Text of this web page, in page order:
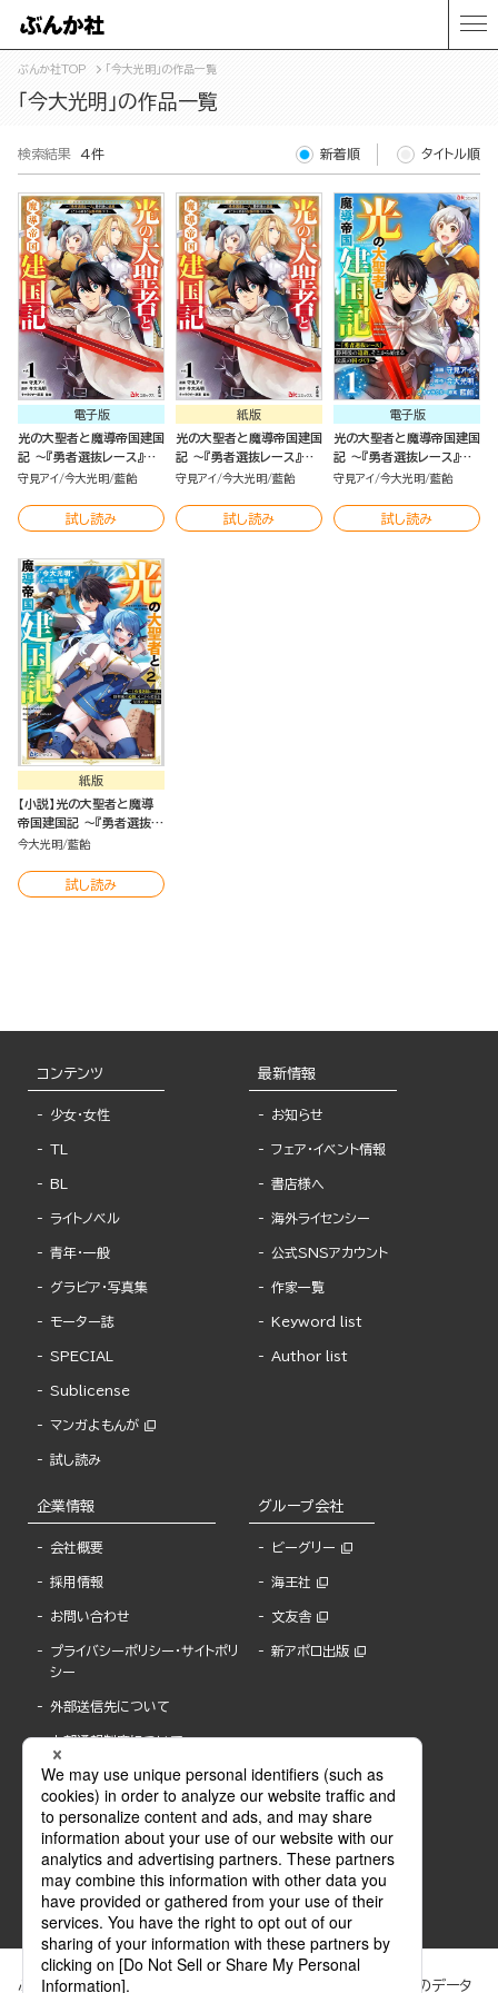
ぶんか社TOP 「今大光明」の作品一覧
「今大光明」の作品一覧
検索結果 4件 新着順 タイトル順
電子版
光の大聖者と魔導帝国建国
記 ～『勇者選抜レース』勝
利後の追放、そこから始ま
守見アイ 今大光明 藍飴
試し読み
紙版
光の大聖者と魔導帝国建国
記 ～『勇者選抜レース』勝
利後の追放、そこから始ま
守見アイ 今大光明 藍飴
試し読み
電子版
光の大聖者と魔導帝国建国
記 ～『勇者選抜レース』勝
利後の追放、そこから始ま
ク版（分冊版）
守見アイ 今大光明 藍飴
試し読み
紙版
【小説】光の大聖者と魔導
帝国建国記 ～『勇者選抜レ
ース』勝利後の追放、そこか
（2）
今大光明 藍飴
試し読み
コンテンツ
少女・女性
TL
BL
ライトノベル
青年・一般
グラビア・写真集
モーター誌
SPECIAL
Sublicense
マンガよもんが
試し読み
最新情報
お知らせ
フェア・イベント情報
書店様へ
海外ライセンシー
公式SNSアカウント
作家一覧
Keyword list
Author list
企業情報
会社概要
採用情報
お問い合わせ
プライバシーポリシー・サイトポリ
シー
外部送信先について
内部通報制度について
グループ会社
ビーグリー
海王社
文友舎
新アポロ出版
ぶんか社が運営するサイトでは、利便性向上のためにCookie等のデータ